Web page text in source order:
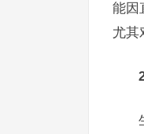
能因
尤其